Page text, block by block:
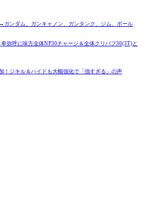
ガンダム、ガンキャノン、ガンタンク、ジム、ボール
弥呼に味方全体NP30チャージ＆全体クリバフ30(3T)と
！ジキル＆ハイドも大幅強化で「強すぎる」の声